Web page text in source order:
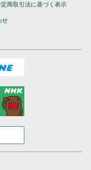
商取引法に基づく表示
せ